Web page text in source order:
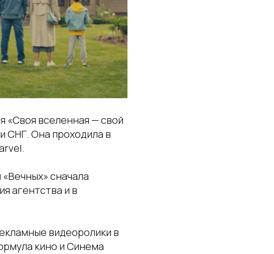
«Своя вселенная — свой
СНГ. Она проходила в
сначала
агентства и в
видеоролики в
кино и Синема